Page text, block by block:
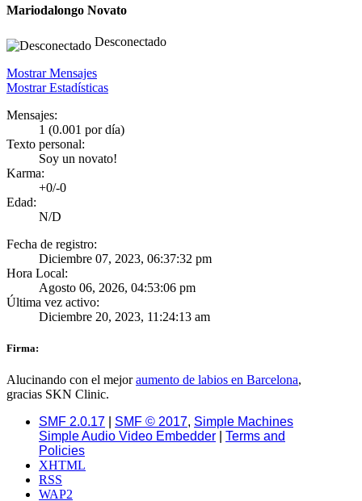
Mariodalongo Novato
Desconectado
Mostrar Mensajes
Mostrar Estadísticas
Mensajes:
1 (0.001 por día)
Texto personal:
Soy un novato!
Karma:
+0/-0
Edad:
N/D
Fecha de registro:
Diciembre 07, 2023, 06:37:32 pm
Hora Local:
Agosto 06, 2026, 04:53:06 pm
Última vez activo:
Diciembre 20, 2023, 11:24:13 am
Firma:
Alucinando con el mejoraumento de labios en Barcelona,
gracias SKN Clinic.
SMF 2.0.17
SMF © 2017, Simple Machines
Simple Audio Video Embedder
Terms and
Policies
XHTML
RSS
WAP2